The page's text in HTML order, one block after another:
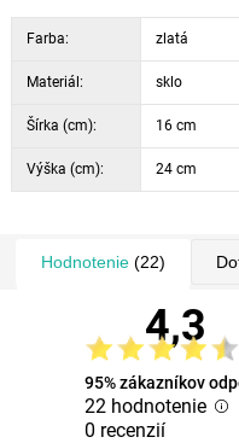
Farba: zlatá
Materiál: sklo
Šírka (cm): 16 cm
Výška (cm): 24 cm
Hodnotenie(22)
4,3
95% zákazníkov
22 hodnotenie
0 recenzií